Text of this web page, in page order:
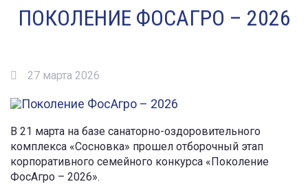
ПОКОЛЕНИЕ ФОСАГРО – 2026
27 марта 2026
В 21 марта на базе санаторно-оздоровительного
комплекса «Сосновка» прошел отборочный этап
корпоративного семейного конкурса «Поколение
ФосАгро – 2026».